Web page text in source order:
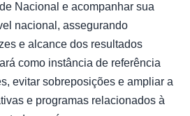
Nacional e acompanhar sua
nacional, assegurando
e alcance dos resultados
como instância de referência
evitar sobreposições e ampliar a
e programas relacionados à